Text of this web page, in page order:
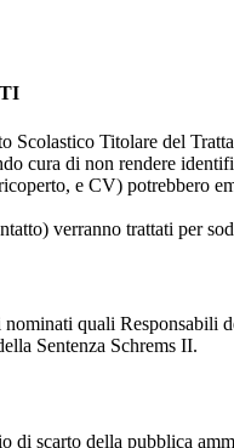
Titolare del
cura di non rendere
e CV) potrebbero
verranno trattati per
quali
Sentenza Schrems II.
di scarto della pubblica